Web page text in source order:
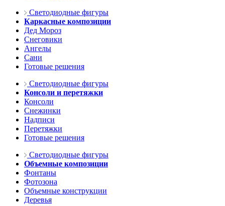
Светодиодные фигуры
Каркасные композиции
Дед Мороз
Снеговики
Ангелы
Сани
Готовые решения
Светодиодные фигуры
Консоли и перетяжки
Консоли
Снежинки
Надписи
Перетяжки
Готовые решения
Светодиодные фигуры
Объемные композиции
Фонтаны
Фотозона
Объемные конструкции
Деревья